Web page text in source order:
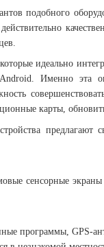
подобного
идеально
Именно эта
карты,
сенсорные
программы, GPS-